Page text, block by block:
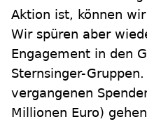
Aktion ist, können
Wir spüren aber
Engagement in den
Sternsinger-
vergangenen
Millionen Euro)